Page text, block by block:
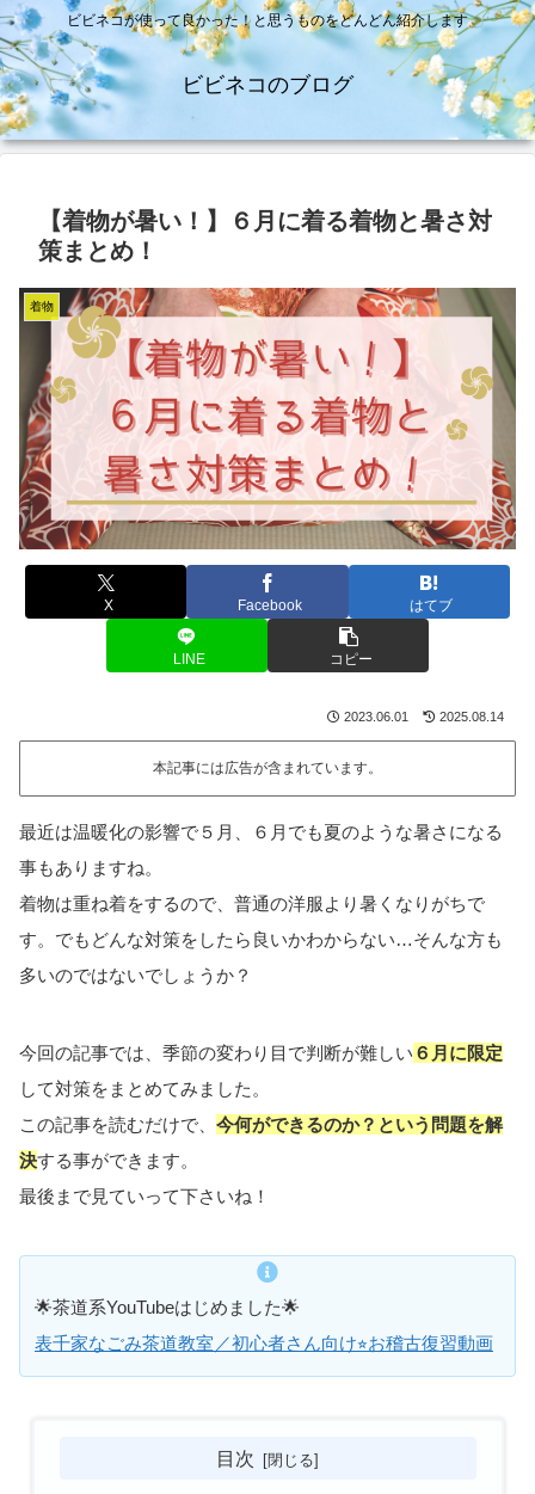
ビビネコが使って良かった！と思うものをどんどん紹介します
ビビネコのブログ
【着物が暑い！】６月に着る着物と暑さ対
策まとめ！
着物
X Facebook はてブ
LINE コピー
2023.06.01 2025.08.14
本記事には広告が含まれています。
最近は温暖化の影響で５月、６月でも夏のような暑さになる
事もありますね。
着物は重ね着をするので、普通の洋服より暑くなりがちで
す。でもどんな対策をしたら良いかわからない…そんな方も
多いのではないでしょうか？
今回の記事では、季節の変わり目で判断が難しい ６月に限定
して対策をまとめてみました。
この記事を読むだけで、 今何ができるのか？という問題を解
決する事ができます。
最後まで見ていって下さいね！
🌟茶道系YouTubeはじめました🌟
表千家なごみ茶道教室／初心者さん向け⭐︎お稽古復習動画
目次